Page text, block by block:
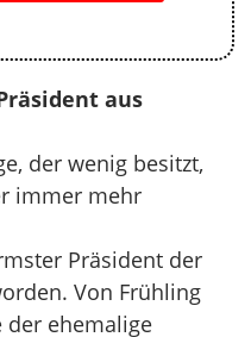
aus
der wenig besitzt,
immer mehr
Präsident der
Von Frühling
der ehemalige